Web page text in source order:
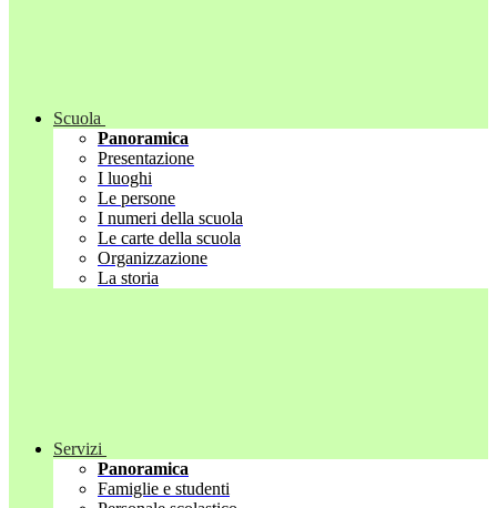
Scuola
Panoramica
Presentazione
I luoghi
Le persone
I numeri della scuola
Le carte della scuola
Organizzazione
La storia
Servizi
Panoramica
Famiglie e studenti